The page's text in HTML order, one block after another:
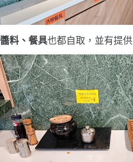
醬料、餐具也都自取，並有提供